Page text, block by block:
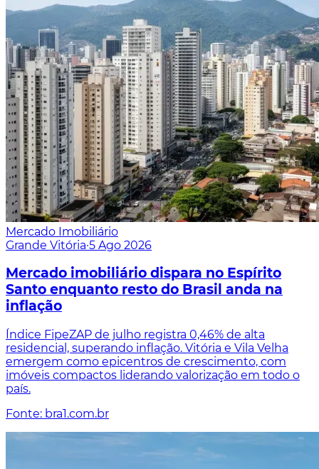
Mercado Imobiliário
Grande Vitória·5 Ago 2026
Mercado imobiliário dispara no Espírito
Santo enquanto resto do Brasil anda na
inflação
Índice FipeZAP de julho registra 0,46% de alta
residencial, superando inflação. Vitória e Vila Velha
emergem como epicentros de crescimento, com
imóveis compactos liderando valorização em todo o
país.
Fonte: bra1.com.br